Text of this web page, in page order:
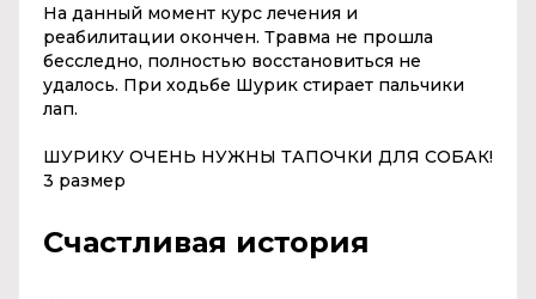
На данный момент курс лечения и
реабилитации окончен. Травма не прошла
бесследно, полностью восстановиться не
удалось. При ходьбе Шурик стирает пальчики
лап.
ШУРИКУ ОЧЕНЬ НУЖНЫ ТАПОЧКИ ДЛЯ СОБАК!
3 размер
Счастливая история